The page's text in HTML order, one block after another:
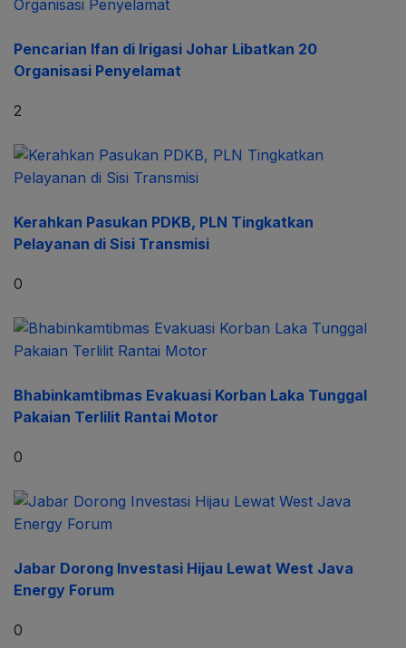
Pencarian Ifan di Irigasi Johar Libatkan 20
Organisasi Penyelamat
2
Kerahkan Pasukan PDKB, PLN Tingkatkan
Pelayanan di Sisi Transmisi
0
Bhabinkamtibmas Evakuasi Korban Laka Tunggal
Pakaian Terlilit Rantai Motor
0
Jabar Dorong Investasi Hijau Lewat West Java
Energy Forum
0